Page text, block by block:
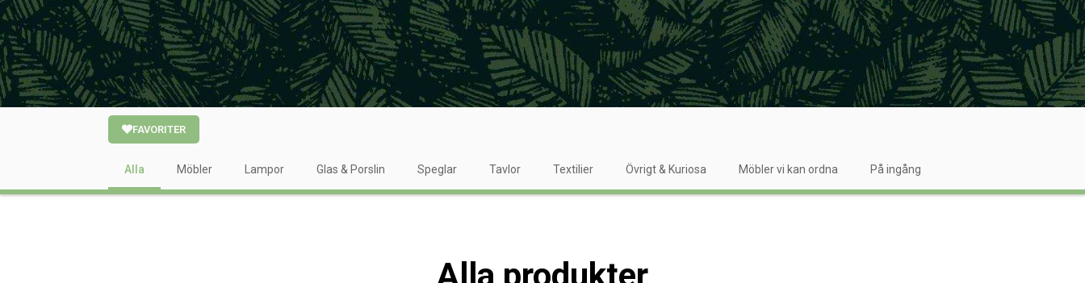
FAVORITER
Alla Möbler Lampor Glas & Porslin Speglar Tavlor Textilier Övrigt & Kuriosa Möbler vi kan ordna På ingång